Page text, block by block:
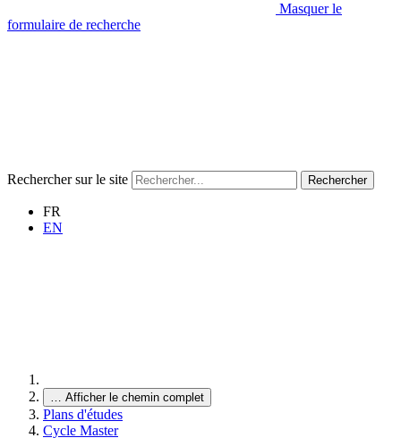
Masquer le
formulaire de recherche
Rechercher sur le site Rechercher
FR
EN
… Afficher le chemin complet
Plans d'études
Cycle Master